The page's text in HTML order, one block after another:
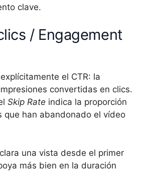
clave.
/ Engagement
el CTR: la
convertidas en clics.
Skip Rate indica la proporción
que han abandonado el vídeo
una vista desde el primer
más bien en la duración